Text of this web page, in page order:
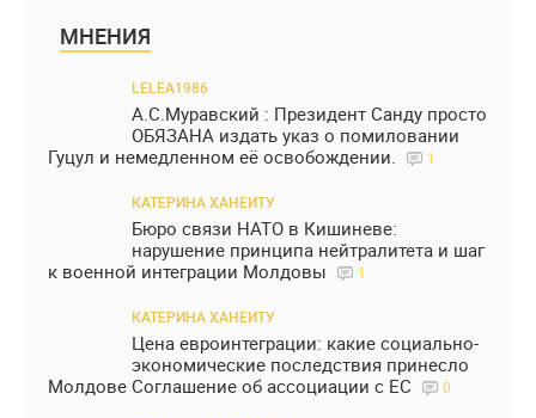
МНЕНИЯ
LELEA1986
А.С.Муравский : Президент Санду просто
ОБЯЗАНА издать указ о помиловании
Гуцул и немедленном её освобождении.
1
КАТЕРИНА ХАНЕИТУ
Бюро связи НАТО в Кишиневе:
нарушение принципа нейтралитета и шаг
к военной интеграции Молдовы
1
КАТЕРИНА ХАНЕИТУ
Цена евроинтеграции: какие социально-
экономические последствия принесло
Молдове Соглашение об ассоциации с ЕС
0